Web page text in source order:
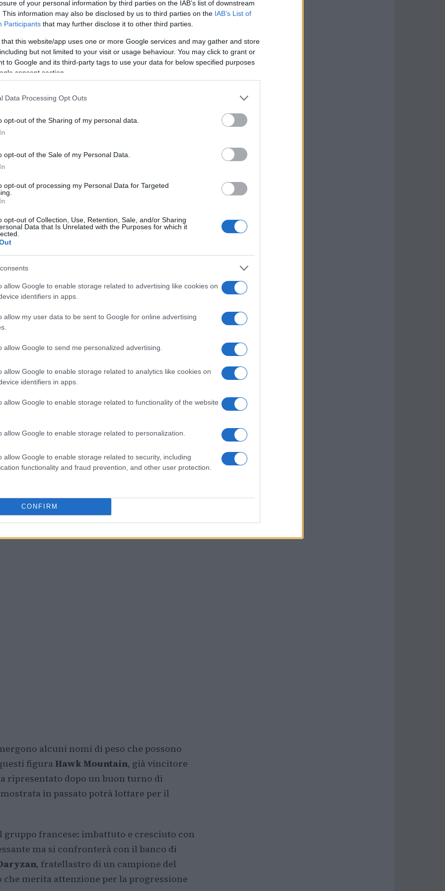
of your personal information by third parties on the IAB’s list of downstream
This information may also be disclosed by us to third parties on the IAB’s List of
Participants that may further disclose it to other third parties.
that this website/app uses one or more Google services and may gather and store
but not limited to your visit or usage behaviour. You may click to grant or
to Google and its third-party tags to use your data for below specified purposes
consent section.
Data Processing Opt Outs
opt-out of the Sharing of my personal data.
opt-out of the Sale of my Personal Data.
opt-out of processing my Personal Data for Targeted
opt-out of Collection, Use, Retention, Sale, and/or Sharing
Data that Is Unrelated with the Purposes for which it
allow Google to enable storage related to advertising like cookies on
identifiers in apps.
allow my user data to be sent to Google for online advertising
allow Google to send me personalized advertising.
allow Google to enable storage related to analytics like cookies on
identifiers in apps.
allow Google to enable storage related to functionality of the website
allow Google to enable storage related to personalization.
allow Google to enable storage related to security, including
functionality and fraud prevention, and other user protection.
CONFIRM
altamente competitivo.
altre corse di rilievo, come ilGrand Prix
i punti chiave della programmazione e i
dopo una performance molto convincente
O’Brien ha mostrato qualità superiore,
cruciale, ovvero la posizione in partenza.
ideale e impone aRyan Mooreuna lettura
di essere costretto a circumnavigare il
nel tratto conclusivo: la lunga salita
sostenere lo sforzo sul rettilineo. Per
e la gestione del ritmo diventano fattori
larga deve trovare il giusto spazio oppure
senza sprecare energie.
alcuni nomi di peso che possono
figuraHawk Mountain, già vincitore
ripresentato dopo un buon turno di
in passato potrà lottare per il
gruppo francese: imbattuto e cresciuto con
ma si confronterà con il banco di
, fratellastro di un campione del
merita attenzione per la progressione